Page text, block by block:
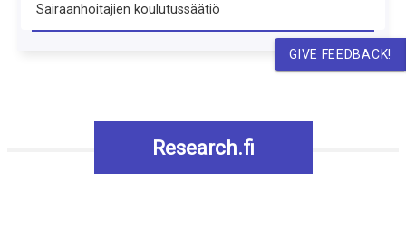
Sairaanhoitajien koulutussäätiö
Research.fi
GIVE FEEDBACK!